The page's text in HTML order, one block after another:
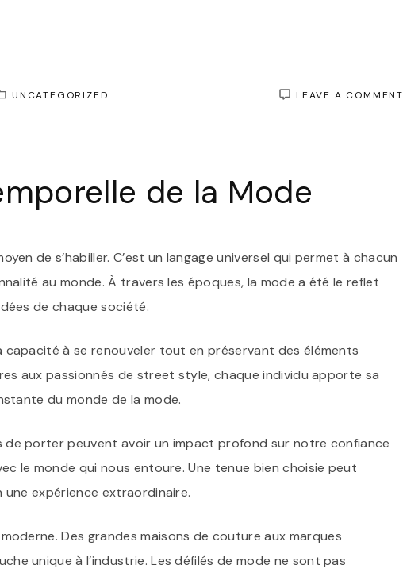
UNCATEGORIZED LEAVE A COMMENT
de la Mode
de s’habiller. C’est un langage universel qui permet à chacun
au monde. À travers les époques, la mode a été le reflet
de chaque société.
capacité à se renouveler tout en préservant des éléments
aux passionnés de street style, chaque individu apporte sa
du monde de la mode.
de porter peuvent avoir un impact profond sur notre confiance
le monde qui nous entoure. Une tenue bien choisie peut
expérience extraordinaire.
Des grandes maisons de couture aux marques
unique à l’industrie. Les défilés de mode ne sont pas